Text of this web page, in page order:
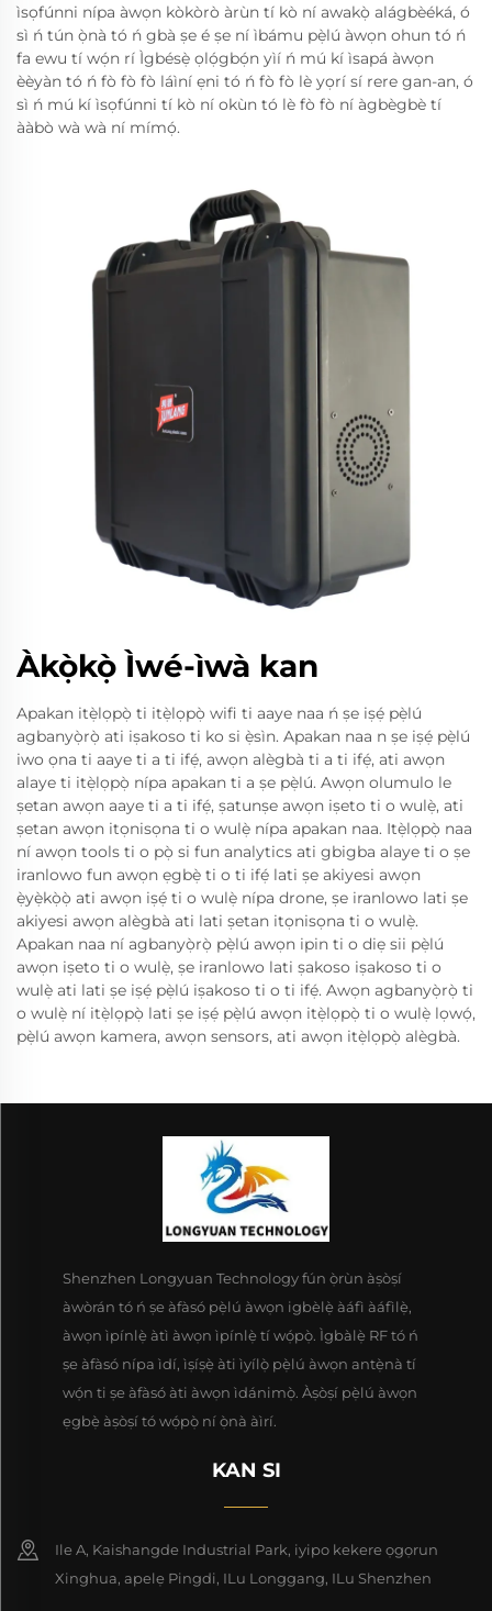
ìsọfúnni nípa àwọn kòkòrò àrùn tí kò ní awakọ̀ alágbèéká, ó
sì ń tún ọ̀nà tó ń gbà ṣe é ṣe ní ìbámu pẹ̀lú àwọn ohun tó ń
fa ewu tí wọ́n rí Ìgbésẹ̀ ọlọ́gbọ́n yìí ń mú kí ìsapá àwọn
èèyàn tó ń fò fò fò láìní ẹni tó ń fò fò lè yọrí sí rere gan-an, ó
sì ń mú kí ìsọfúnni tí kò ní okùn tó lè fò fò ní àgbègbè tí
ààbò wà wà ní mímọ́.
Àkọ̀kọ̀ Ìwé-ìwà kan
Apakan itẹ̀lọpọ̀ ti itẹ̀lọpọ̀ wifi ti aaye naa ń ṣe iṣẹ́ pẹ̀lú
agbanyọ̀rọ̀ ati iṣakoso ti ko si ẹ̀sìn. Apakan naa n ṣe iṣẹ́ pẹ̀lú
iwo ọna ti aaye ti a ti ifẹ́, awọn alègbà ti a ti ifẹ́, ati awọn
alaye ti itẹ̀lọpọ̀ nípa apakan ti a ṣe pẹ̀lú. Awọn olumulo le
ṣetan awọn aaye ti a ti ifẹ́, ṣatunṣe awọn iṣeto ti o wulẹ̀, ati
ṣetan awọn itọnisọna ti o wulẹ̀ nípa apakan naa. Itẹ̀lọpọ̀ naa
ní awọn tools ti o pọ̀ si fun analytics ati gbigba alaye ti o ṣe
iranlowo fun awọn ẹgbẹ̀ ti o ti ifẹ́ lati ṣe akiyesi awọn
ẹ̀yẹ̀kọ̀ọ̀ ati awọn iṣẹ́ ti o wulẹ̀ nípa drone, ṣe iranlowo lati ṣe
akiyesi awọn alègbà ati lati ṣetan itọnisọna ti o wulẹ̀.
Apakan naa ní agbanyọ̀rọ̀ pẹ̀lú awọn ipin ti o diẹ sii pẹ̀lú
awọn iṣeto ti o wulẹ̀, ṣe iranlowo lati ṣakoso iṣakoso ti o
wulẹ̀ ati lati ṣe iṣẹ́ pẹ̀lú iṣakoso ti o ti ifẹ́. Awọn agbanyọ̀rọ̀ ti
o wulẹ̀ ní itẹ̀lọpọ̀ lati ṣe iṣẹ́ pẹ̀lú awọn itẹ̀lọpọ̀ ti o wulẹ̀ lọwọ́,
pẹ̀lú awọn kamera, awọn sensors, ati awọn itẹ̀lọpọ̀ alègbà.
Shenzhen Longyuan Technology fún ọ̀rùn àṣòṣí
àwòrán tó ń ṣe àfàsó pẹ̀lú àwọn igbèlẹ̀ àáfì àáfìlẹ̀,
àwọn ìpínlẹ̀ àtì àwọn ìpínlẹ̀ tí wọ́pọ̀. Ìgbàlẹ̀ RF tó ń
ṣe àfàsó nípa ìdí, ìṣíṣẹ̀ àti ìyílọ̀ pẹ̀lú àwọn antẹ̀nà tí
wọ́n ti ṣe àfàsó àti àwọn ìdánimọ̀. Àṣòṣí pẹ̀lú àwọn
ẹgbẹ̀ àṣòṣí tó wọ́pọ̀ ní ọ̀nà àìrí.
KAN SI
Ile A, Kaishangde Industrial Park, iyipo kekere ọgọrun
Xinghua, apelẹ Pingdi, ILu Longgang, ILu Shenzhen